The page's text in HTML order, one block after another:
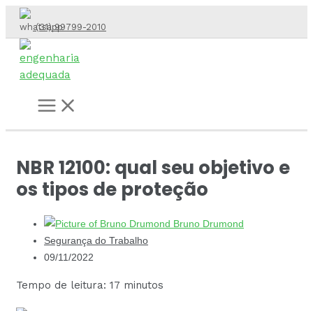
para
conteúdo
(31) 99799-2010
Main
Menu
NBR 12100: qual seu objetivo e
os tipos de proteção
Bruno Drumond
Segurança do Trabalho
09/11/2022
Tempo de leitura: 17 minutos